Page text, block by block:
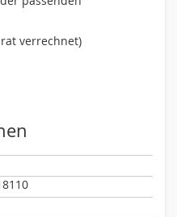
verrechnet)